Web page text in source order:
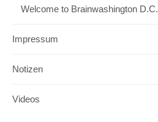
Welcome to Brainwashington D.C.
Impressum
Notizen
Videos